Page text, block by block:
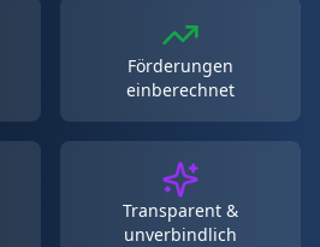
Förderungen
einberechnet
Transparent &
unverbindlich